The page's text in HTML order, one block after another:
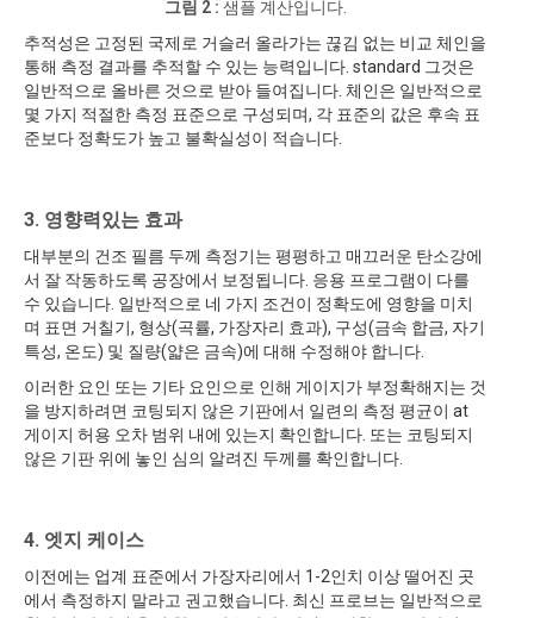
그림 2 : 샘플 계산입니다.
추적성은 고정된 국제로 거슬러 올라가는 끊김 없는 비교 체인을
통해 측정 결과를 추적할 수 있는 능력입니다. standard 그것은
일반적으로 올바른 것으로 받아 들여집니다. 체인은 일반적으로
몇 가지 적절한 측정 표준으로 구성되며, 각 표준의 값은 후속 표
준보다 정확도가 높고 불확실성이 적습니다.
3. 영향력있는 효과
대부분의 건조 필름 두께 측정기는 평평하고 매끄러운 탄소강에
서 잘 작동하도록 공장에서 보정됩니다. 응용 프로그램이 다를
수 있습니다. 일반적으로 네 가지 조건이 정확도에 영향을 미치
며 표면 거칠기, 형상(곡률, 가장자리 효과), 구성(금속 합금, 자기
특성, 온도) 및 질량(얇은 금속)에 대해 수정해야 합니다.
이러한 요인 또는 기타 요인으로 인해 게이지가 부정확해지는 것
을 방지하려면 코팅되지 않은 기판에서 일련의 측정 평균이 at
게이지 허용 오차 범위 내에 있는지 확인합니다. 또는 코팅되지
않은 기판 위에 놓인 심의 알려진 두께를 확인합니다.
4. 엣지 케이스
이전에는 업계 표준에서 가장자리에서 1-2인치 이상 떨어진 곳
에서 측정하지 말라고 권고했습니다. 최신 프로브는 일반적으로